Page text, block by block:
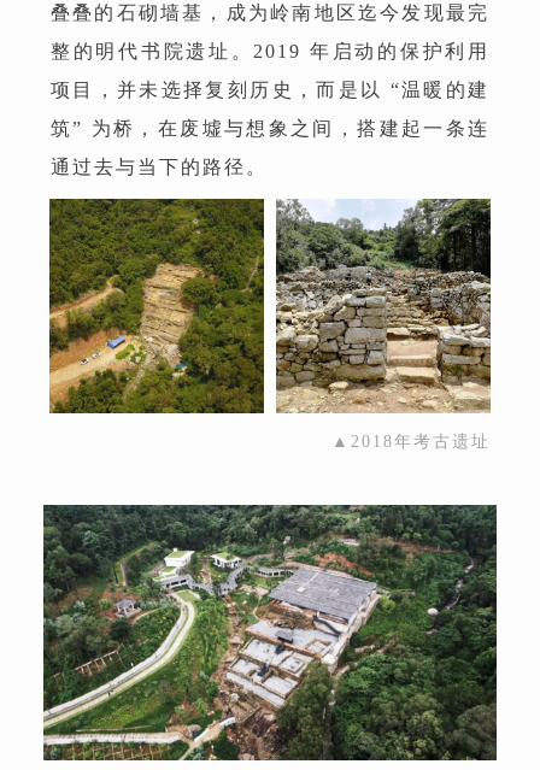
叠叠的石砌墙基，成为岭南地区迄今发现最完
整的明代书院遗址。2019 年启动的保护利用
项目，并未选择复刻历史，而是以 “温暖的建
筑” 为桥，在废墟与想象之间，搭建起一条连
通过去与当下的路径。
▲2018年考古遗址